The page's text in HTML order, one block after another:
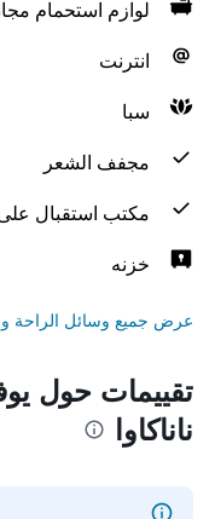
لوازم استحمام
انترنت
سبا
مجفف الشعر
مكتب استقبال على مدار
خزنه
عرض جميع وسائل الراحة
تقييمات حول
ناناكاوا